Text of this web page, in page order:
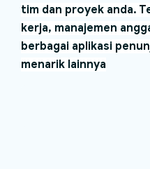
tim dan proyek anda.
kerja, manajemen
berbagai aplikasi
menarik lainnya